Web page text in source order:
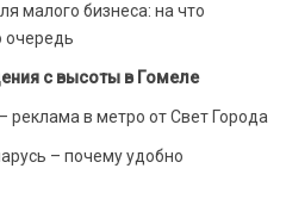
малого бизнеса: на что
очередь
с высоты в Гомеле
реклама в метро от Свет Города
– почему удобно